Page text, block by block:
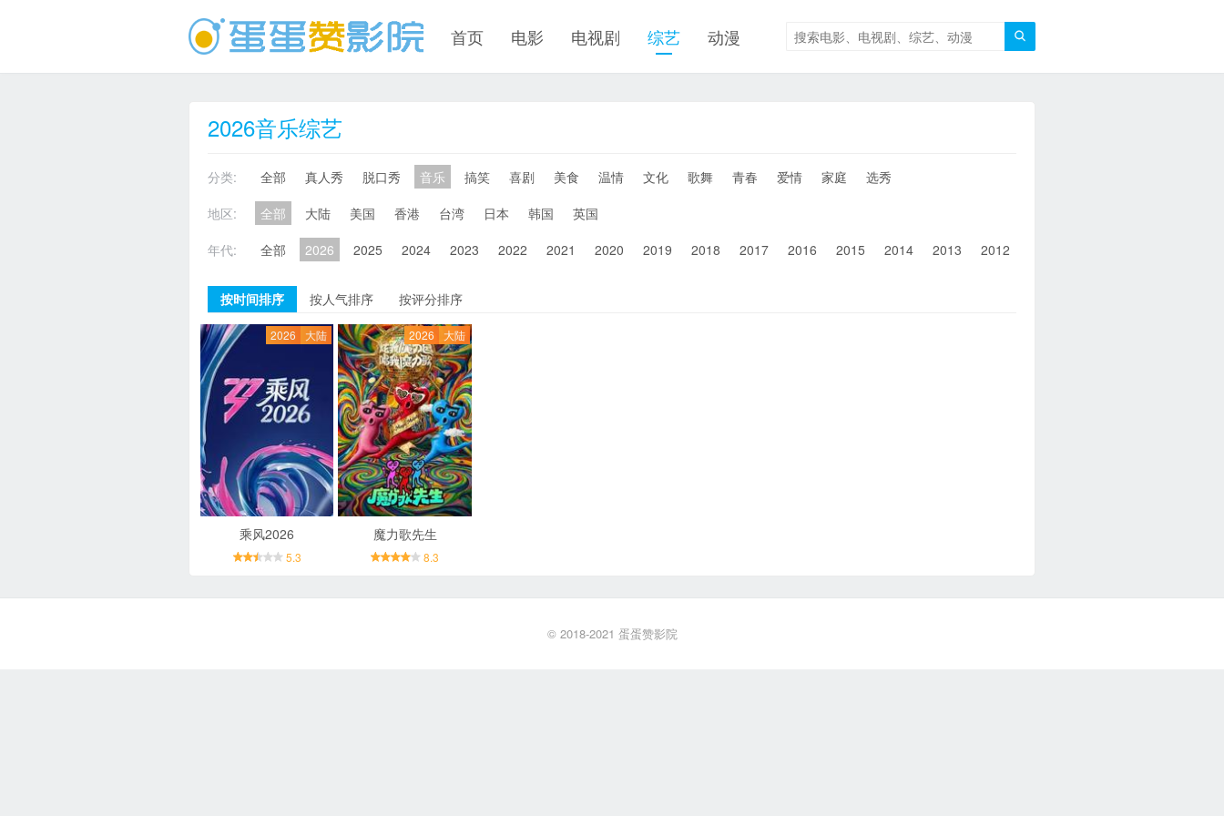

首页 电影 电视剧 综艺 动漫
2026音乐综艺
分类: 全部 真人秀 脱口秀 音乐 搞笑 喜剧 美食 温情 文化 歌舞 青春 爱情 家庭
选秀
地区:
全部 大陆 美国 香港 台湾 日本 韩国
英国
年代:
全部 2026 2025 2024 2023 2022 2021 2020 2019 2018 2017 2016 2015 2014 2013 2012
按时间排序 按人气排序 按评分排序
2026 大陆
乘风2026
5.3
2026 大陆
魔力歌先生
8.3
© 2018-2021 蛋蛋赞影院